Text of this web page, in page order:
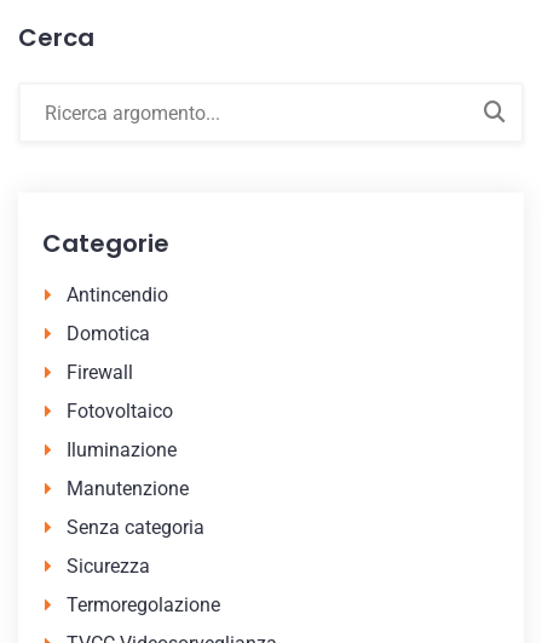
Cerca
Categorie
Antincendio
Domotica
Firewall
Fotovoltaico
Iluminazione
Manutenzione
Senza categoria
Sicurezza
Termoregolazione